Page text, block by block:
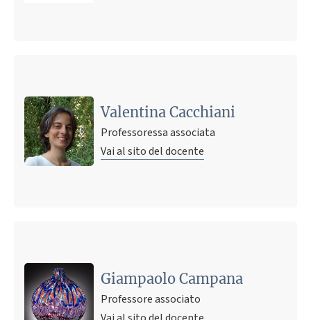
Valentina Cacchiani
Professoressa associata
Vai al sito del docente
Giampaolo Campana
Professore associato
CURRICOLARE. La Commissione Tirocinio per il C. di S.